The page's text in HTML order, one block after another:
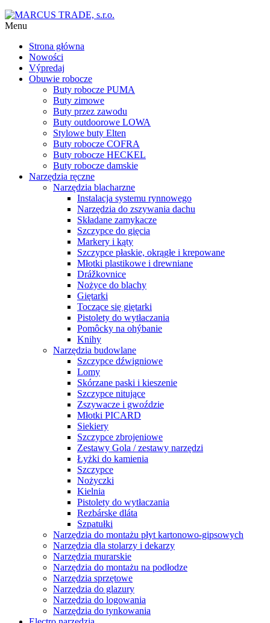
Menu
Strona główna
Nowości
Výpredaj
Obuwie robocze
Buty robocze PUMA
Buty zimowe
Buty przez zawodu
Buty outdoorowe LOWA
Stylowe buty Elten
Buty robocze COFRA
Buty robocze HECKEL
Buty robocze damskie
Narzędzia ręczne
Narzędzia blacharzne
Instalacja systemu rynnowego
Narzędzia do zszywania dachu
Składane zamykacze
Szczypce do gięcia
Markery i kąty
Szczypce płaskie, okrągłe i krepowane
Młotki plastikowe i drewniane
Drážkovnice
Nożyce do blachy
Giętarki
Toczące się giętarki
Pistolety do wytłaczania
Pomôcky na ohýbanie
Knihy
Narzędzia budowlane
Szczypce dźwigniowe
Lomy
Skórzane paski i kieszenie
Szczypce nitujące
Zszywacze i gwoździe
Młotki PICARD
Siekiery
Szczypce zbrojeniowe
Zestawy Gola / zestawy narzędzi
Łyżki do kamienia
Szczypce
Nożyczki
Kielnia
Pistolety do wytłaczania
Rezbárske dláta
Szpatułki
Narzędzia do montażu płyt kartonowo-gipsowych
Narzędzia dla stolarzy i dekarzy
Narzędzia murarskie
Narzędzia do montażu na podłodze
Narzędzia sprzętowe
Narzędzia do glazury
Narzędzia do logowania
Narzędzia do tynkowania